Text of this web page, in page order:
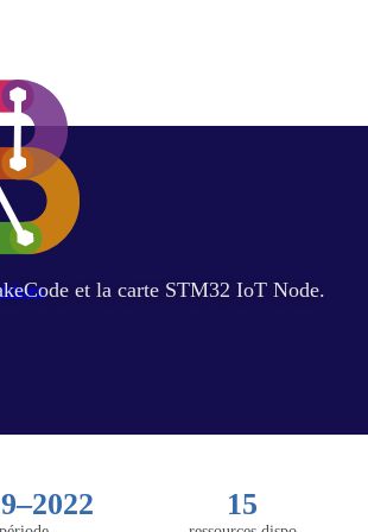
et la carte STM32 IoT Node.
15